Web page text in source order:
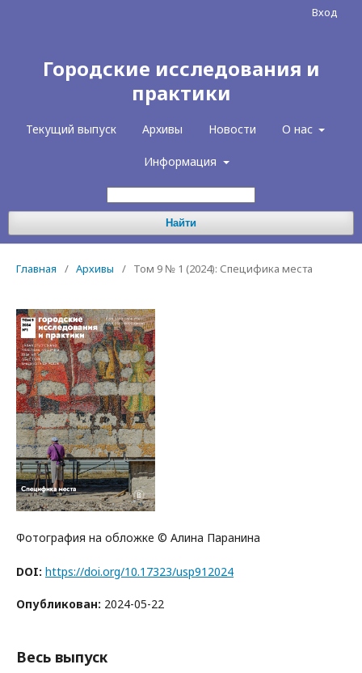
Городские исследования и
практики
Текущий выпуск Архивы Новости О нас
Информация
Найти
Вход
Главная / Архивы / Том 9 № 1 (2024): Специфика места
Фотография на обложке © Алина Паранина
DOI: https://doi.org/10.17323/usp912024
Опубликован: 2024-05-22
Весь выпуск